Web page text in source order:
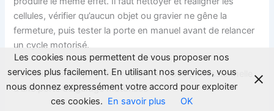
cellules, vérifier qu’aucun objet ou gravier ne gêne la
fermeture, puis tester la porte en manuel avant de relancer
un cycle motorisé.
Combien de temps prévoir pour une pose professionnelle
d’une porte de garage motorisée ?
Les cookies nous permettent de vous proposer nos
services plus facilement. En utilisant nos services, vous
nous donnez expressément votre accord pour exploiter
ces cookies. En savoir plus OK